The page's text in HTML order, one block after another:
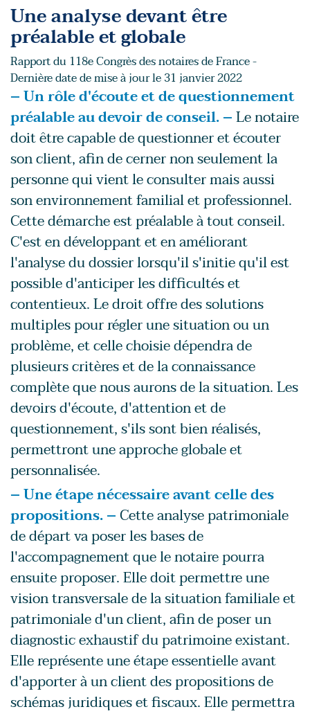
Une analyse devant être
préalable et globale
Rapport du 118e Congrès des notaires de France -
Dernière date de mise à jour le 31 janvier 2022
– Un rôle d'écoute et de questionnement
préalable au devoir de conseil. –Le notaire
doit être capable de questionner et écouter
son client, afin de cerner non seulement la
personne qui vient le consulter mais aussi
son environnement familial et professionnel.
Cette démarche est préalable à tout conseil.
C'est en développant et en améliorant
l'analyse du dossier lorsqu'il s'initie qu'il est
possible d'anticiper les difficultés et
contentieux. Le droit offre des solutions
multiples pour régler une situation ou un
problème, et celle choisie dépendra de
plusieurs critères et de la connaissance
complète que nous aurons de la situation. Les
devoirs d'écoute, d'attention et de
questionnement, s'ils sont bien réalisés,
permettront une approche globale et
personnalisée.
– Une étape nécessaire avant celle des
propositions. –Cette analyse patrimoniale
de départ va poser les bases de
l'accompagnement que le notaire pourra
ensuite proposer. Elle doit permettre une
vision transversale de la situation familiale et
patrimoniale d'un client, afin de poser un
diagnostic exhaustif du patrimoine existant.
Elle représente une étape essentielle avant
d'apporter à un client des propositions de
schémas juridiques et fiscaux. Elle permettra